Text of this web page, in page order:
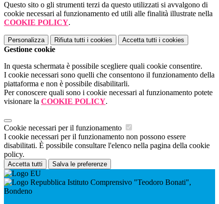
Questo sito o gli strumenti terzi da questo utilizzati si avvalgono di
cookie necessari al funzionamento ed utili alle finalità illustrate nella
COOKIE POLICY.
Personalizza Rifiuta tutti i cookies Accetta tutti i cookies
Gestione cookie
In questa schermata è possibile scegliere quali cookie consentire.
I cookie necessari sono quelli che consentono il funzionamento della
piattaforma e non è possibile disabilitarli.
Per conoscere quali sono i cookie necessari al funzionamento potete
visionare la COOKIE POLICY.
Cookie necessari per il funzionamento
I cookie necessari per il funzionamento non possono essere
disabilitati. È possibile consultare l'elenco nella pagina della cookie
policy.
Accetta tutti Salva le preferenze
Istituto Comprensivo "Teodoro Bonati",
Bondeno